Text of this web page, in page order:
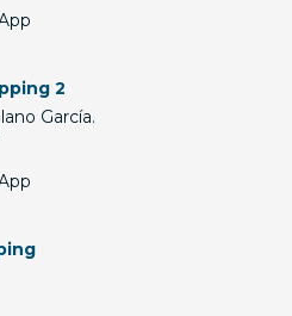
2
García.